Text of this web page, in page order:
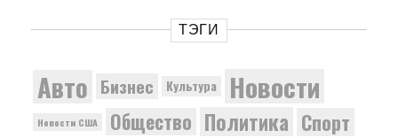
ТЭГИ
Авто Бизнес Культура Новости
Новости США Общество Политика Спорт